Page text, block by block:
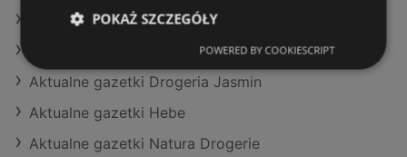
Oferty Super-Pharm
Aktualne gazetki Super-Pharm
Aktualne gazetki Drogeria Jasmin
Aktualne gazetki Hebe
Aktualne gazetki Natura Drogerie
POKAŻ SZCZEGÓŁY
POWERED BY COOKIESCRIPT